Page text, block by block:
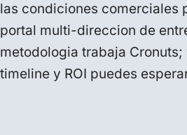
las condiciones comerciales
portal multi-direccion de
metodologia trabaja
timeline y ROI puedes